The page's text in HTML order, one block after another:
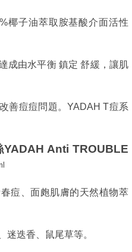
椰子油萃取胺基酸介面活性
成由水平衡 鎮定 舒緩，讓肌
善痘痘問題。YADAH T痘系
YADAH Anti TROUBLE
痘、面皰肌膚的天然植物萃
迷迭香、鼠尾草等。